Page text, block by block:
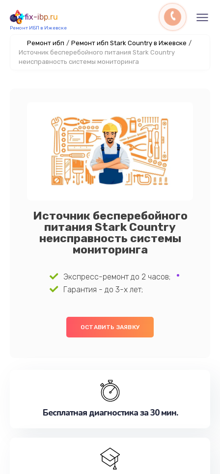
fix-ibp.ru
Ремонт ИБП в Ижевске
Ремонт ибп / Ремонт ибп Stark Country в Ижевске /
Источник бесперебойного питания Stark Country
неисправность системы мониторинга
Источник бесперебойного
питания Stark Country
неисправность системы
мониторинга
Экспресс-ремонт до 2 часов;
Гарантия - до 3-х лет;
ОСТАВИТЬ ЗАЯВКУ
Бесплатная диагностика за 30 мин.